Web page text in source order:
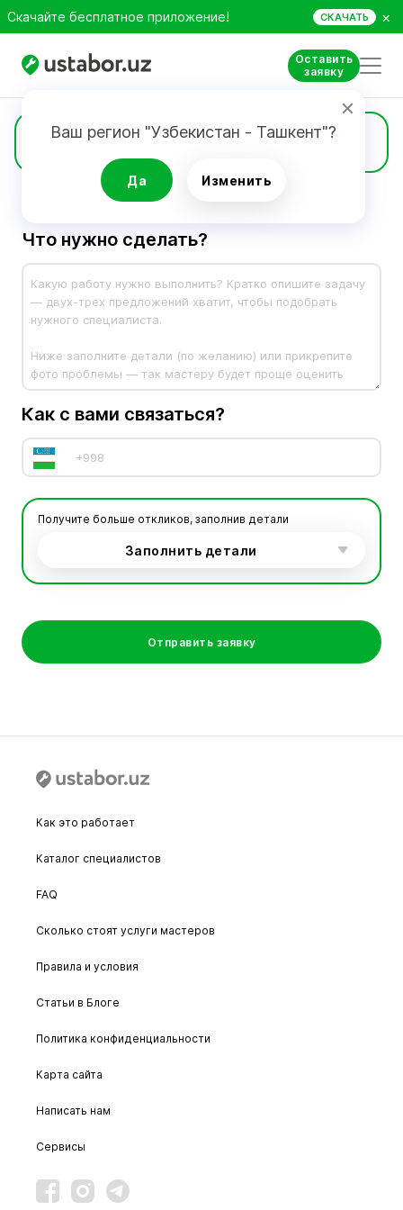
Скачайте бесплатное приложение! СКАЧАТЬ ×
Оставить
заявку
Ваш регион "Узбекистан - Ташкент"?
Да Изменить
Заявка
Что нужно сделать?
Как с вами связаться?
Получите больше откликов, заполнив детали
Заполнить детали
Отправить заявку
Как это работает
Каталог специалистов
FAQ
Сколько стоят услуги мастеров
Правила и условия
Статьи в Блоге
Политика конфиденциальности
Карта сайта
Написать нам
Сервисы